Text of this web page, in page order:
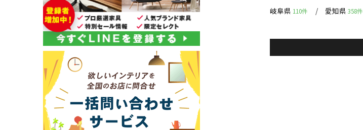
岐阜県 110件 愛知県 358件